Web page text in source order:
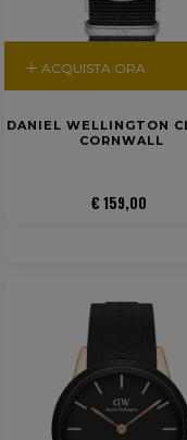
ACQUISTA ORA
DANIEL WELLINGTON
CORNWALL
€ 159,00